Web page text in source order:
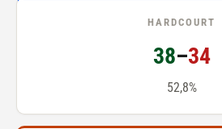
HARDCOURT
38–34
52,8%